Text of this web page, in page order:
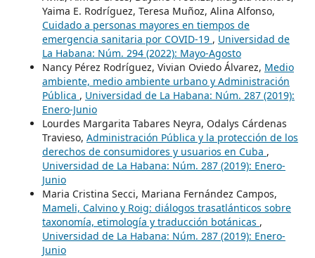
Yaima E. Rodríguez, Teresa Muñoz, Alina Alfonso,
Cuidado a personas mayores en tiempos de
emergencia sanitaria por COVID-19 , Universidad de
La Habana: Núm. 294 (2022): Mayo-Agosto
Nancy Pérez Rodríguez, Vivian Oviedo Álvarez, Medio
ambiente, medio ambiente urbano y Administración
Pública , Universidad de La Habana: Núm. 287 (2019):
Enero-Junio
Lourdes Margarita Tabares Neyra, Odalys Cárdenas
Travieso, Administración Pública y la protección de los
derechos de consumidores y usuarios en Cuba ,
Universidad de La Habana: Núm. 287 (2019): Enero-
Junio
Maria Cristina Secci, Mariana Fernández Campos,
Mameli, Calvino y Roig: diálogos trasatlánticos sobre
taxonomía, etimología y traducción botánicas ,
Universidad de La Habana: Núm. 287 (2019): Enero-
Junio